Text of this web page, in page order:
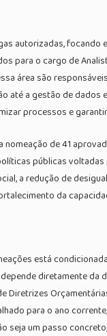
autorizadas, focando
para o cargo de
área são
até a gestão de
processos e
nomeação de 41
públicas
a redução de
da
está
diretamente da
Diretrizes
para o ano
seja um passo